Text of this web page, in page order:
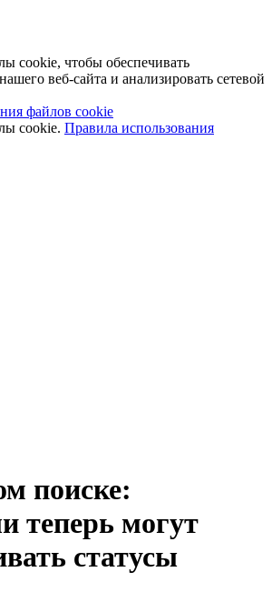
cookie, чтобы обеспечивать
веб-сайта и анализировать сетевой
файлов cookie
cookie. Правила использования
поиске:
теперь могут
статусы